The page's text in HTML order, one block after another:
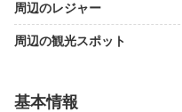
周辺のレジャー
周辺の観光スポット
基本情報